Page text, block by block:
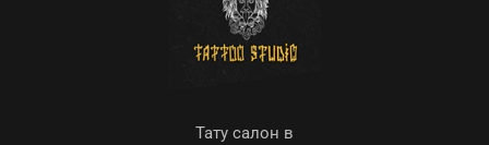
Тату салон в